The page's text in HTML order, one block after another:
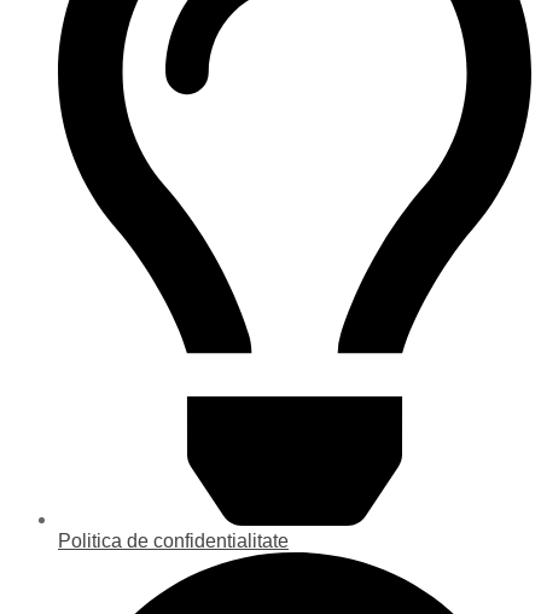
Politica de confidentialitate